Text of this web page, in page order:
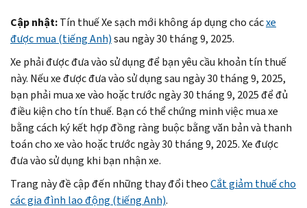
Cập nhật:Tín thuế Xe sạch mới không áp dụng cho cácxe
được mua (tiếng Anh)sau ngày 30 tháng 9, 2025.
Xe phải được đưa vào sử dụng để bạn yêu cầu khoản tín thuế
này. Nếu xe được đưa vào sử dụng sau ngày 30 tháng 9, 2025,
bạn phải mua xe vào hoặc trước ngày 30 tháng 9, 2025 để đủ
điều kiện cho tín thuế. Bạn có thể chứng minh việc mua xe
bằng cách ký kết hợp đồng ràng buộc bằng văn bản và thanh
toán cho xe vào hoặc trước ngày 30 tháng 9, 2025. Xe được
đưa vào sử dụng khi bạn nhận xe.
Trang này đề cập đến những thay đổi theoCắt giảm thuế cho
các gia đình lao động (tiếng Anh).